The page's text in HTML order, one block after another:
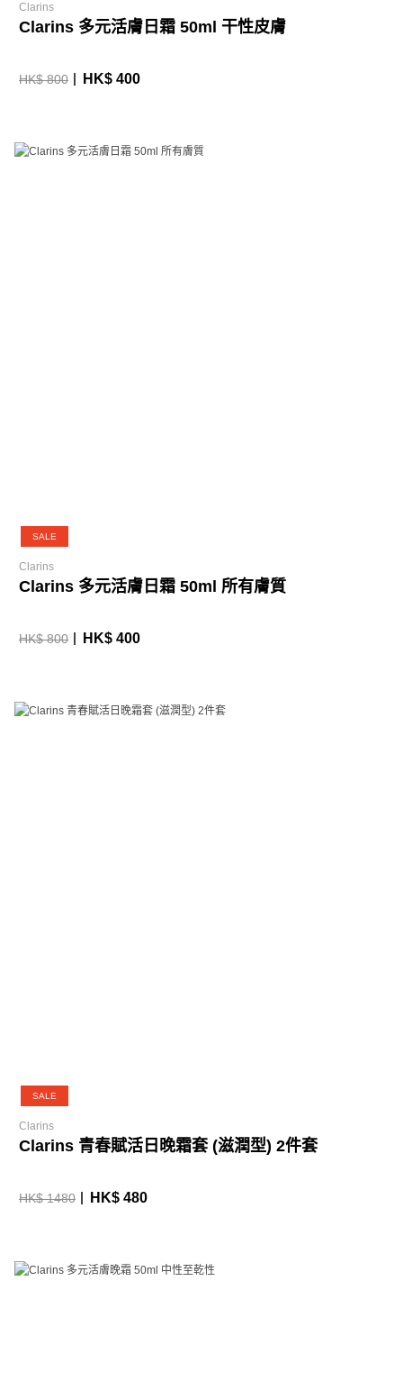
Clarins
Clarins 多元活膚日霜 50ml 干性皮膚
HK$ 800 HK$ 400
SALE
Clarins
Clarins 多元活膚日霜 50ml 所有膚質
HK$ 800 HK$ 400
SALE
Clarins
Clarins 青春賦活日晚霜套 (滋潤型) 2件套
HK$ 1480 HK$ 480